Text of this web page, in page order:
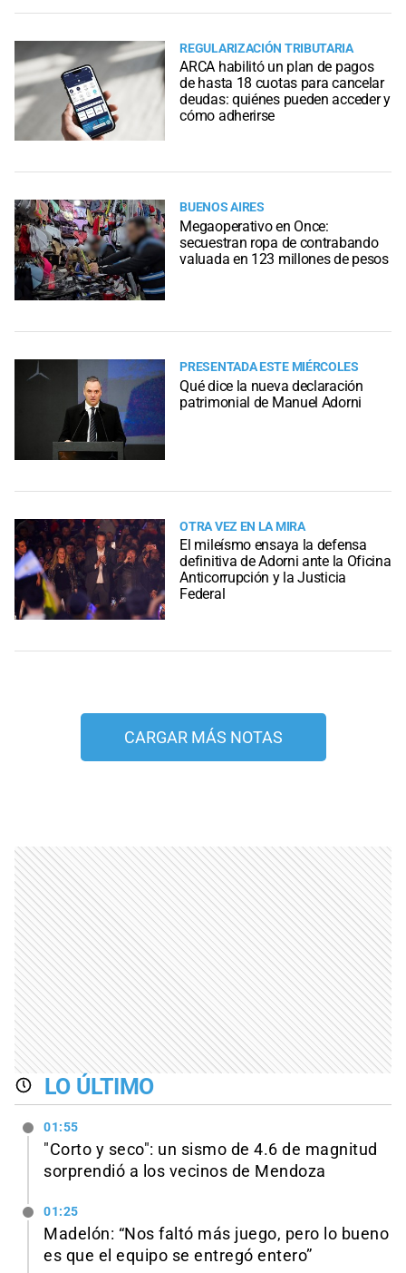
REGULARIZACIÓN TRIBUTARIA
ARCA habilitó un plan de pagos
de hasta 18 cuotas para cancelar
deudas: quiénes pueden acceder y
cómo adherirse
BUENOS AIRES
Megaoperativo en Once:
secuestran ropa de contrabando
valuada en 123 millones de pesos
PRESENTADA ESTE MIÉRCOLES
Qué dice la nueva declaración
patrimonial de Manuel Adorni
OTRA VEZ EN LA MIRA
El mileísmo ensaya la defensa
definitiva de Adorni ante la Oficina
Anticorrupción y la Justicia
Federal
CARGAR MÁS NOTAS
LO ÚLTIMO
01:55
"Corto y seco": un sismo de 4.6 de magnitud
sorprendió a los vecinos de Mendoza
01:25
Madelón: “Nos faltó más juego, pero lo bueno
es que el equipo se entregó entero”